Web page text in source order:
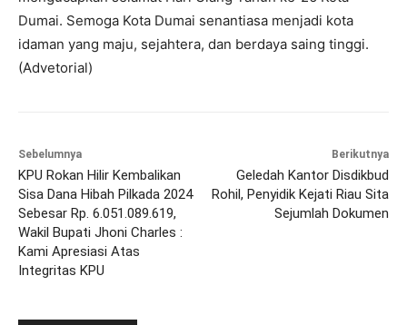
Dumai. Semoga Kota Dumai senantiasa menjadi kota
idaman yang maju, sejahtera, dan berdaya saing tinggi.
(Advetorial)
Sebelumnya
KPU Rokan Hilir Kembalikan
Sisa Dana Hibah Pilkada 2024
Sebesar Rp. 6.051.089.619,
Wakil Bupati Jhoni Charles :
Kami Apresiasi Atas
Integritas KPU
Berikutnya
Geledah Kantor Disdikbud
Rohil, Penyidik Kejati Riau Sita
Sejumlah Dokumen